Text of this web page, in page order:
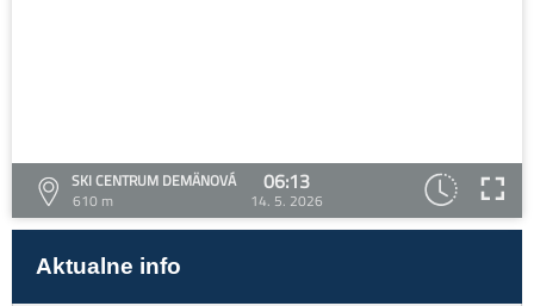
SKI CENTRUM DEMÄNOVÁ
610 m
06:13
14. 5. 2026
Aktualne info